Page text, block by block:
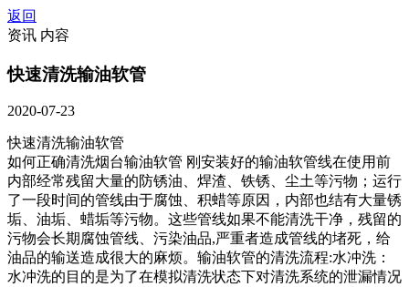
返回
资讯 内容
快速清洗输油软管
2020-07-23
快速清洗输油软管
如何正确清洗烟台输油软管 刚安装好的输油软管线在使用前
内部经常残留大量的防锈油、焊渣、铁锈、尘土等污物；运行
了一段时间的管线由于腐蚀、积蜡等原因，内部也结有大量锈
垢、油垢、蜡垢等污物。这些管线如果不能清洗干净，残留的
污物会长期腐蚀管线、污染油品,严重者造成管线的堵死，给
油品的输送造成很大的麻烦。输油软管的清洗流程:水冲洗：
水冲洗的目的是为了在模拟清洗状态下对清洗系统的泄漏情况